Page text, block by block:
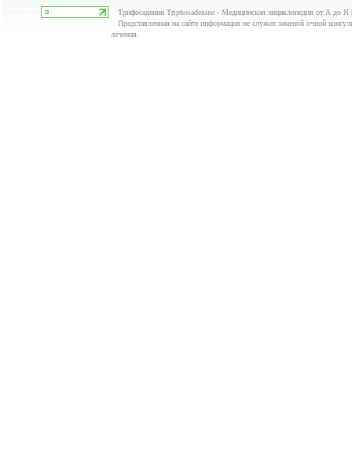
Трифосаденин Triphosadenine - Медицинская энциклопедия от А до Я |
Представленная на сайте информация не служит заменой очной
лечения.